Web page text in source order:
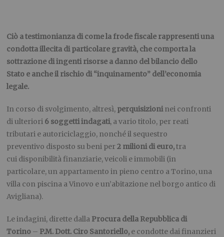
Ciò a testimonianza di come la frode fiscale rappresenti una
condotta illecita di particolare gravità, che comporta la
sottrazione di ingenti risorse a danno del bilancio dello
Stato e anche il rischio di “inquinamento” dell’economia
legale.
In corso di svolgimento, altresì, perquisizioninei confronti
di ulteriori 6 soggetti indagati, a vario titolo, per reati
tributari e autoriciclaggio, nonché il sequestro
preventivo disposto su beni per2 milioni di euro,tra
cui disponibilità finanziarie, veicoli e immobili (in
particolare, un appartamento in pieno centro a Torino, una
villa con piscina a Vinovo e un’abitazione nel borgo antico di
Avigliana).
Le indagini, dirette dalla Procura della Repubblica di
Torino – P.M. Dott. Ciro Santoriello, e condotte dai finanzieri